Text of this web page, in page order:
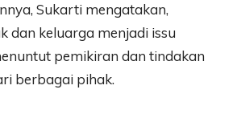
Sukarti mengatakan,
dan keluarga menjadi issu
pemikiran dan tindakan
berbagai pihak.